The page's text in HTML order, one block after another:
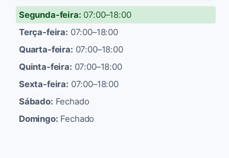
Segunda-feira: 07:00–18:00
Terça-feira: 07:00–18:00
Quarta-feira: 07:00–18:00
Quinta-feira: 07:00–18:00
Sexta-feira: 07:00–18:00
Sábado: Fechado
Domingo: Fechado